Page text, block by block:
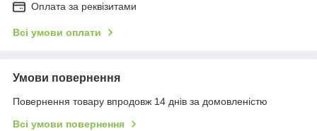
Оплата за реквізитами
Всі умови оплати
Умови повернення
Повернення товару впродовж 14 днів за домовленістю
Всі умови повернення